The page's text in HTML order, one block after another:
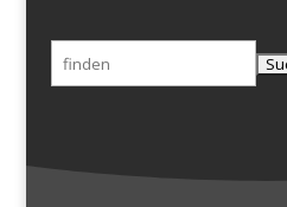
Suchen
nach: